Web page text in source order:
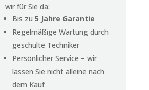
wir für Sie da:
Bis zu 5 Jahre Garantie
Regelmäßige Wartung durch
geschulte Techniker
Persönlicher Service – wir
lassen Sie nicht alleine nach
dem Kauf